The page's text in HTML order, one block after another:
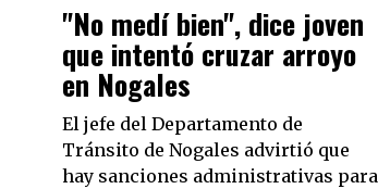
"No medí bien", dice joven
que intentó cruzar arroyo
en Nogales
El jefe del Departamento de
Tránsito de Nogales advirtió que
hay sanciones administrativas para